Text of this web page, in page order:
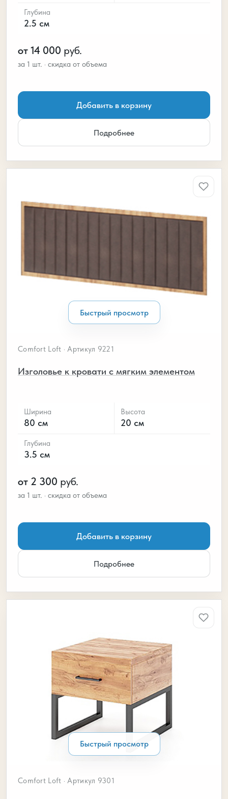
Глубина
2.5 см
от 14 000 руб.
Добавить в корзину
Подробнее
Быстрый просмотр
Comfort Loft · Артикул 9221
Изголовье к кровати с мягким элементом
Ширина
80 см
Высота
20 см
Глубина
3.5 см
от 2 300 руб.
Добавить в корзину
Подробнее
Быстрый просмотр
Comfort Loft · Артикул 9301